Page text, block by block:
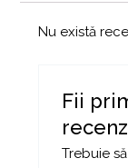
Nu există
Fii
Trebuie